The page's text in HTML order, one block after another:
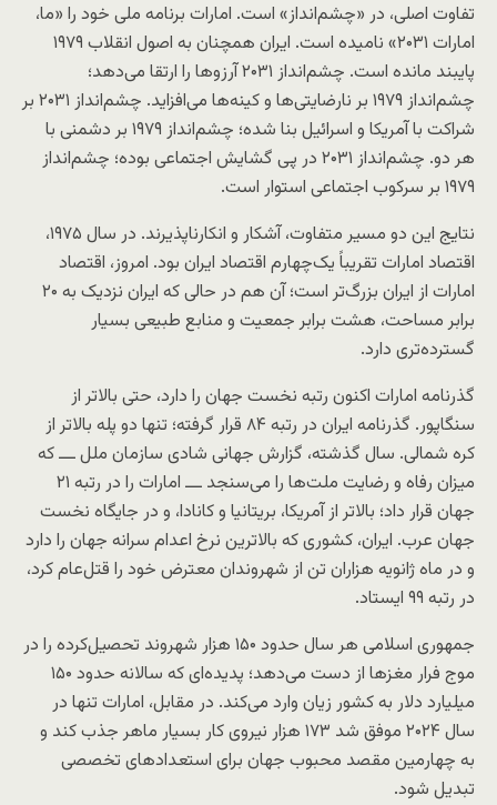
تفاوت اصلی، در «چشم‌انداز» است. امارات برنامه ملی خود را «ما،
امارات ۲۰۳۱» نامیده است. ایران همچنان به اصول انقلاب ۱۹۷۹
پایبند مانده است. چشم‌انداز ۲۰۳۱ آرزوها را ارتقا می‌دهد؛
چشم‌انداز ۱۹۷۹ بر نارضایتی‌ها و کینه‌ها می‌افزاید. چشم‌انداز ۲۰۳۱ بر
شراکت با آمریکا و اسرائیل بنا شده؛ چشم‌انداز ۱۹۷۹ بر دشمنی با
هر دو. چشم‌انداز ۲۰۳۱ در پی گشایش اجتماعی بوده؛ چشم‌انداز
۱۹۷۹ بر سرکوب اجتماعی استوار است.
نتایج این دو مسیر متفاوت، آشکار و انکارناپذیرند. در سال ۱۹۷۵،
اقتصاد امارات تقریباً یک‌چهارم اقتصاد ایران بود. امروز، اقتصاد
امارات از ایران بزرگ‌تر است؛ آن هم در حالی که ایران نزدیک به ۲۰
برابر مساحت، هشت برابر جمعیت و منابع طبیعی بسیار
گسترده‌تری دارد.
گذرنامه امارات اکنون رتبه نخست جهان را دارد، حتی بالاتر از
سنگاپور. گذرنامه ایران در رتبه ۸۴ قرار گرفته؛ تنها دو پله بالاتر از
کره شمالی. سال گذشته، گزارش جهانی شادی سازمان ملل ـــ که
میزان رفاه و رضایت ملت‌ها را می‌سنجد ـــ امارات را در رتبه ۲۱
جهان قرار داد؛ بالاتر از آمریکا، بریتانیا و کانادا، و در جایگاه نخست
جهان عرب. ایران، کشوری که بالاترین نرخ اعدام سرانه جهان را دارد
و در ماه ژانویه هزاران تن از شهروندان معترض خود را قتل‌عام کرد،
در رتبه ۹۹ ایستاد.
جمهوری اسلامی هر سال حدود ۱۵۰ هزار شهروند تحصیل‌کرده را در
موج فرار مغزها از دست می‌دهد؛ پدیده‌ای که سالانه حدود ۱۵۰
میلیارد دلار به کشور زیان وارد می‌کند. در مقابل، امارات تنها در
سال ۲۰۲۴ موفق شد ۱۷۳ هزار نیروی کار بسیار ماهر جذب کند و
به چهارمین مقصد محبوب جهان برای استعدادهای تخصصی
تبدیل شود.